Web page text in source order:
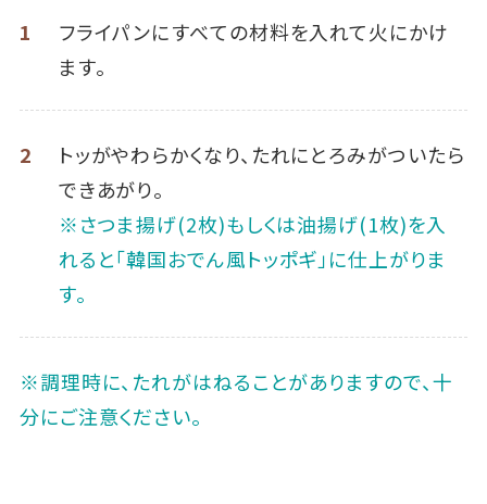
1
フライパンにすべての材料を入れて火にかけ
ます。
2
トッがやわらかくなり、たれにとろみがついたら
できあがり。
※さつま揚げ(2枚)もしくは油揚げ(1枚)を入
れると「韓国おでん風トッポギ」に仕上がりま
す。
※調理時に、たれがはねることがありますので、十
分にご注意ください。